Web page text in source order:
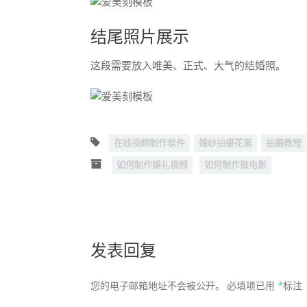
结尾照片展示
这段需要放入唯美、正式、大气的结婚照。
在线视频制作软件 婚纱拍摄花絮 拍摄教程
如何制作婚礼视频 如何制作微电影
发表回复
您的电子邮箱地址不会被公开。 必填项已用 *标注